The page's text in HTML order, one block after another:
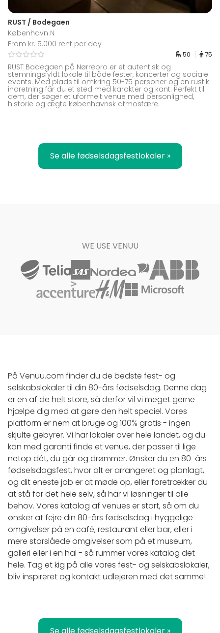
RUST / Bodegaen
København N
From kr. 5.000 rent per day
50 75
RUST Bodegaen på Nørrebro er et autentisk og
stemningsfyldt lokale til både fester, koncerter og sociale
events. Med plads til omkring 50-75 personer og en rustik
indretning får du et sted med karakter og kant. Perfekt til
dem, der søger et uformelt venue med personlighed,
historie og ægte københavnsk atmosfære.
Se alle fødselsdagsfestlokaler »
WE USE VENUU
På Venuu.com finder du de bedste fest- og
selskabslokaler til din 80-års fødselsdag. Denne dag
er en af de helt store, så derfor vil vi meget gerne
hjælpe dig med at gøre den helt speciel. Vores
platform er nem at bruge og 100% gratis - ingen
skjulte gebyrer. Vi har lokaler over hele landet, og du
kan med garanti finde et venue, der passer til lige
netop dét, du går og drømmer. Ønsker du en 80-års
fødselsdagsfest, hvor alt er arrangeret og planlagt,
og dit eneste job er at møde op, eller foretrækker du
at stå for det hele selv, så har vi løsninger til alle
behov. Vores katalog af venues er stort, så om du
ønsker at fejre din 80-års fødselsdag i hyggelige
omgivelser på en café, restaurant eller bar, eller i
mere storslåede omgivelser som på et museum,
galleri eller i en hal - så rummer vores katalog det
hele. Tag et kig på alle vores fest- og selskabslokaler,
bliv inspireret og kontakt udlejeren med det samme!